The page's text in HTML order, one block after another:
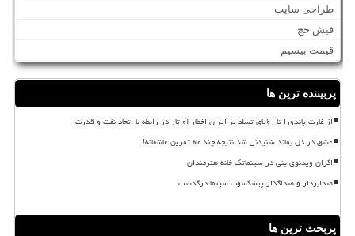
طراحی سایت
فیش حج
قیمت بیسیم
پربیننده ترین ها
از غارت پاندورا تا رؤیای تسلط بر ایران اخطار آواتار در رابطه با اتحاد نفت و قدرت
عشق در دل بماند شنیدنی شد نتیجه چند ماه تمرین عاشقانه!
اکران ویدئوی بنی در سینماتک خانه هنرمندان
صدابردار و صداگذار پیشکسوت سینما درگذشت
پربحث ترین ها